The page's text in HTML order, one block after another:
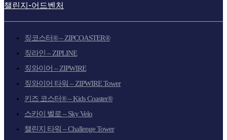
챌린지-어드벤처
짚코스터® – ZIPCOASTER®
짚라인 – ZIPLINE
짚와이어 – ZIPWIRE
짚와이어 타워 – ZIPWIRE Tower
키즈 코스터® – Kids Coaster®
스카이 벨로 – Sky Velo
챌린지 타워 – Challenge Tower